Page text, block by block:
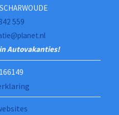
559
Autovakanties!